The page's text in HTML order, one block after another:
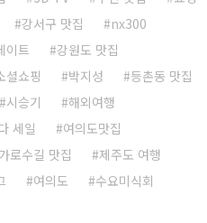
강서구 맛집
nx300
이트
강원도 맛집
셜쇼핑 박지성
등촌동 맛집
시승기
해외여행
세일
여의도맛집
가로수길 맛집
제주도 여행
여의도
수요미식회